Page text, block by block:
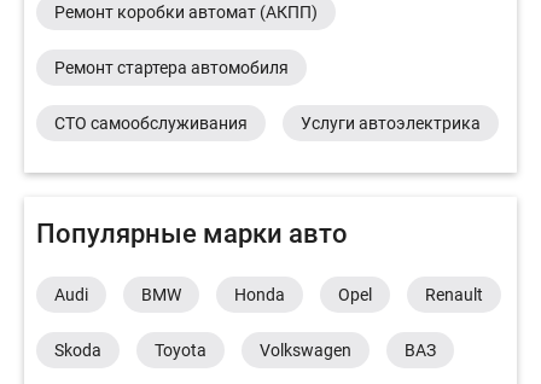
Ремонт коробки автомат (АКПП)
Ремонт стартера автомобиля
СТО самообслуживания Услуги автоэлектрика
Популярные марки авто
Audi BMW Honda Opel Renault
Skoda Toyota Volkswagen ВАЗ